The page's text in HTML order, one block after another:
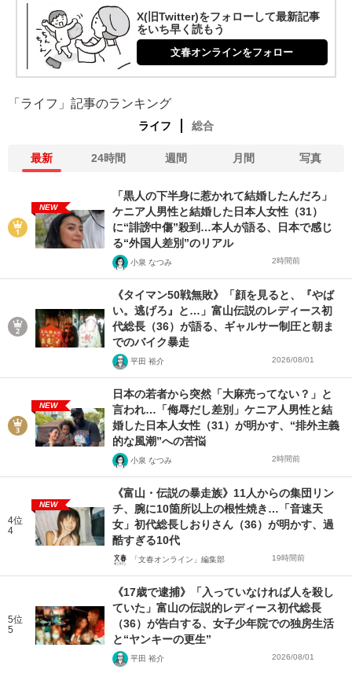
X(旧Twitter)をフォローして最新記事
をいち早く読もう
文春オンラインをフォロー
「ライフ」記事のランキング
ライフ 総合
最新 24時間 週間 月間 写真
NEW
「黒人の下半身に惹かれて結婚したんだろ」
ケニア人男性と結婚した日本人女性（31）
に“誹謗中傷”殺到…本人が語る、日本で感じ
る“外国人差別”のリアル
小泉 なつみ 2時間前
《タイマン50戦無敗》「顔を見ると、『やば
い。逃げろ』と…」富山伝説のレディース初
代総長（36）が語る、ギャルサー制圧と朝ま
でのバイク暴走
平田 裕介 2026/08/01
NEW
日本の若者から突然「大麻売ってない？」と
言われ…「侮辱だし差別」ケニア人男性と結
婚した日本人女性（31）が明かす、“排外主義
的な風潮”への苦悩
小泉 なつみ 2時間前
4位
4
NEW
《富山・伝説の暴走族》11人からの集団リン
チ、腕に10箇所以上の根性焼き…「音速天
女」初代総長しおりさん（36）が明かす、過
酷すぎる10代
「文春オンライン」編集部 19時間前
5位
5
《17歳で逮捕》「入っていなければ人を殺し
ていた」富山の伝説的レディース初代総長
（36）が告白する、女子少年院での独房生活
と“ヤンキーの更生”
平田 裕介 2026/08/01